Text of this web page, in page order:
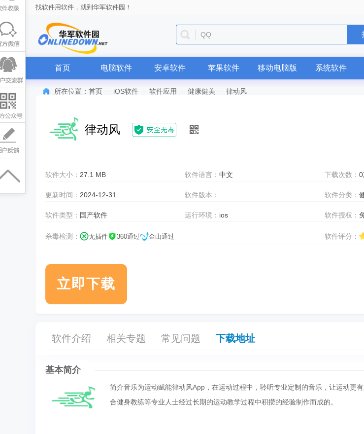
找软件用软件，就到华军软件园！
QQ
首页 电脑软件 安卓软件 苹果软件 移动电脑版 系统软件
所在位置： 首页 — iOS软件 — 软件应用 — 健康健美 — 律动风
律动风
软件大小： 27.1 MB 软件语言：中文 下载次数： 0
更新时间： 2024-12-31 软件版本： 软件分类：
软件类型： 国产软件 运行环境： ios 软件授权：
杀毒检测： 无插件 360通过 金山通过 软件评分：
立即下载
软件介绍 相关专题 常见问题 下载地址
基本简介
简介音乐为运动赋能律动风App，在运动过程中，聆听专业定制的音乐，让运动更
合健身教练等专业人士经过长期的运动教学过程中积攒的经验制作而成的。